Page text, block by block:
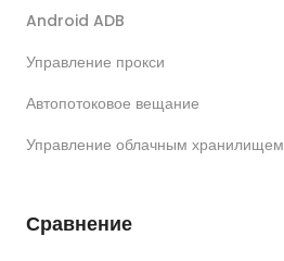
Android ADB
Управление прокси
Автопотоковое вещание
Управление облачным хранилищем
Сравнение